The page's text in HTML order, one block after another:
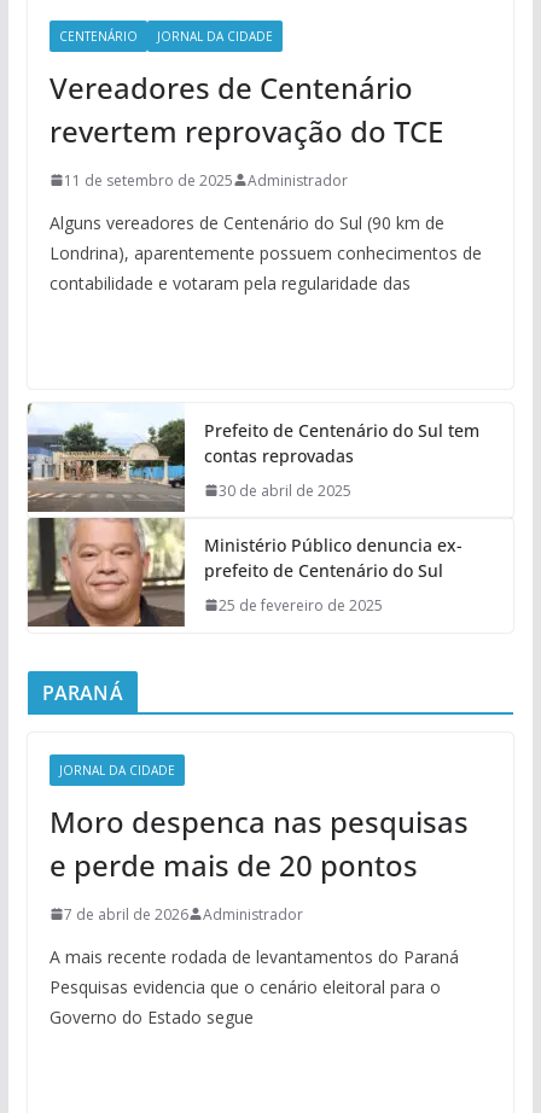
CENTENÁRIO JORNAL DA CIDADE
Vereadores de Centenário
revertem reprovação do TCE
11 de setembro de 2025 Administrador
Alguns vereadores de Centenário do Sul (90 km de
Londrina), aparentemente possuem conhecimentos de
contabilidade e votaram pela regularidade das
Prefeito de Centenário do Sul tem
contas reprovadas
30 de abril de 2025
Ministério Público denuncia ex-
prefeito de Centenário do Sul
25 de fevereiro de 2025
PARANÁ
JORNAL DA CIDADE
Moro despenca nas pesquisas
e perde mais de 20 pontos
7 de abril de 2026 Administrador
A mais recente rodada de levantamentos do Paraná
Pesquisas evidencia que o cenário eleitoral para o
Governo do Estado segue